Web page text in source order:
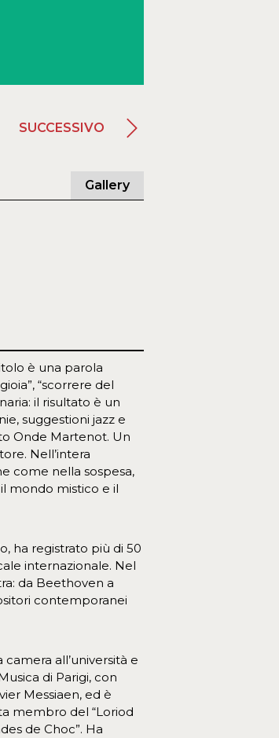
SUCCESSIVO
Gallery
è una parola
“scorrere del
il risultato è un
suggestioni jazz e
Onde Martenot. Un
Nell’intera
come nella sospesa,
mondo mistico e il
ha registrato più di 50
internazionale. Nel
da Beethoven a
contemporanei
all’università e
di Parigi, con
Messiaen, ed è
membro del “Loriod
de Choc”. Ha